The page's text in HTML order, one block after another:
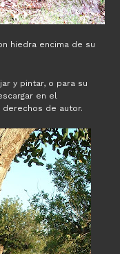
hiedra encima de su
y pintar, o para su
en el
de autor.